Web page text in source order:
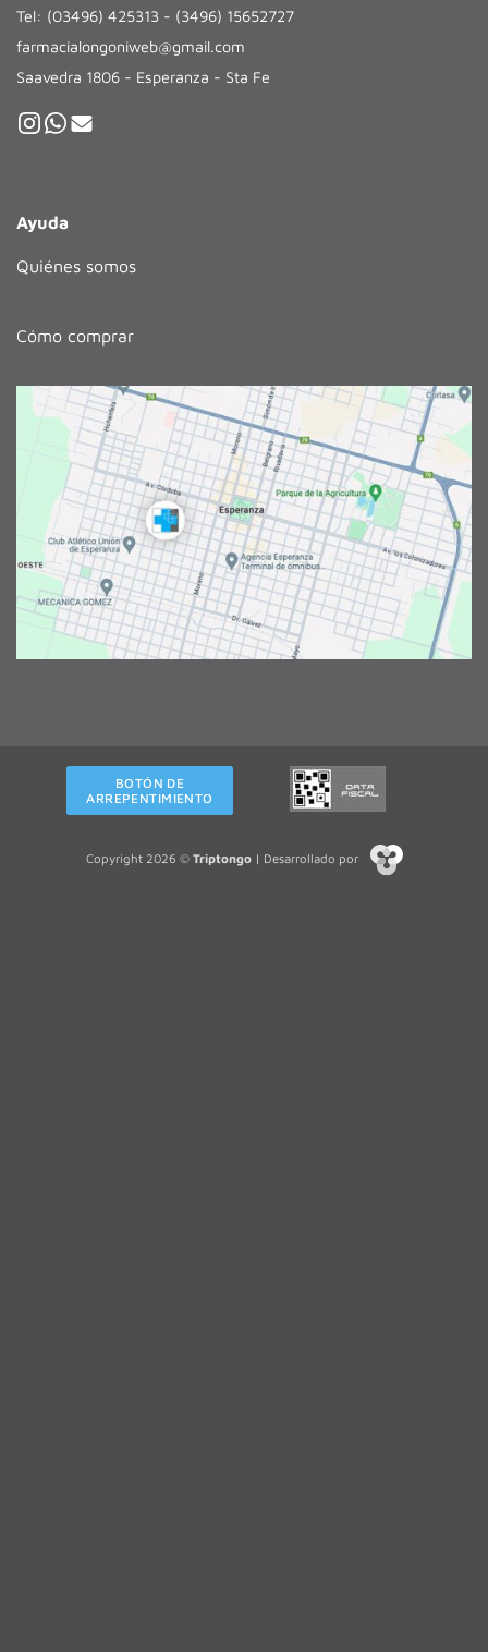
Tel: (03496) 425313 - (3496) 15652727
farmacialongoniweb@gmail.com
Saavedra 1806 - Esperanza - Sta Fe
Ayuda
Quiénes somos
Cómo comprar
BOTÓN DE
ARREPENTIMIENTO
Copyright 2026 © Triptongo| Desarrollado por